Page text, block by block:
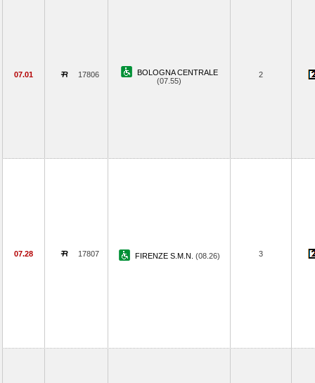
07.01 17806
BOLOGNA CENTRALE
(07.55)
2
07.28 17807 FIRENZE S.M.N. (08.26) 3